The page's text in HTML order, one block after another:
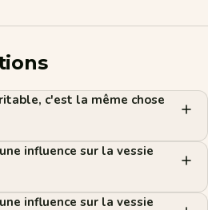
c'est la même chose
influence sur la vessie
influence sur la vessie